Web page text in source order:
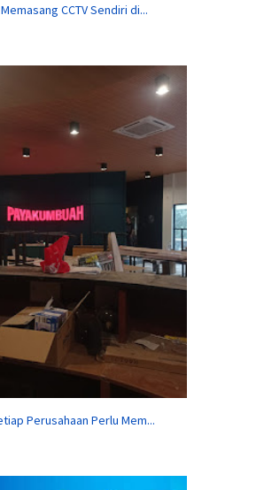
CCTV Sendiri di...
Perusahaan Perlu Mem...